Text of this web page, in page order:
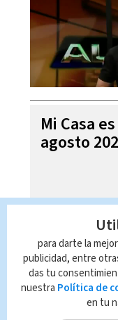
Mi Casa
agosto
para darte la
publicidad, entre
das tu
nuestra Política de
en tu